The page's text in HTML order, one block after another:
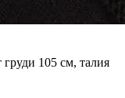
груди 105 см, талия